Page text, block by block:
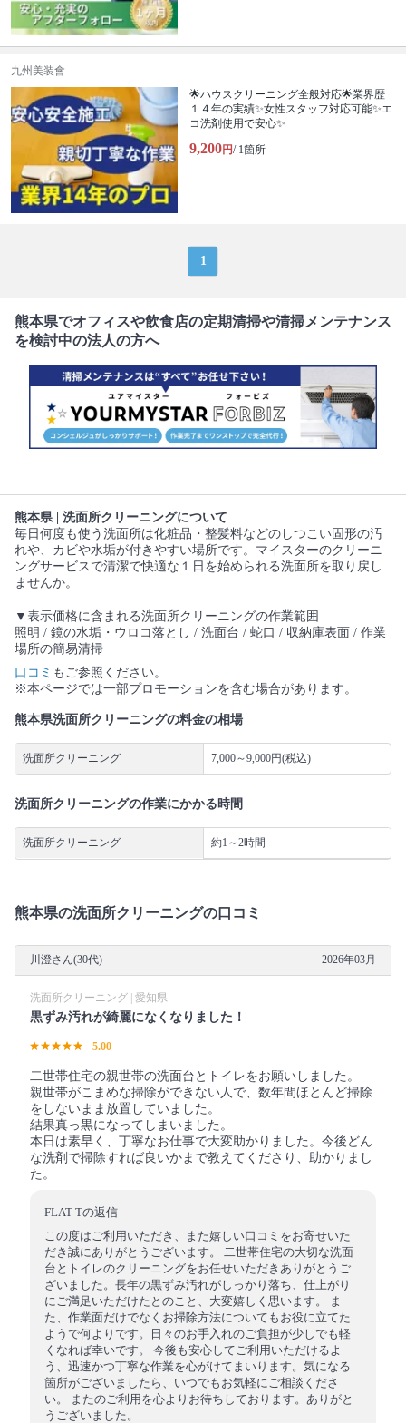
九州美装會
🌟ハウスクリーニング全般対応🌟業界歴
１４年の実績✨女性スタッフ対応可能✨エ
コ洗剤使用で安心✨
9,200円/ 1箇所
1
熊本県でオフィスや飲食店の定期清掃や清掃メンテナンス
を検討中の法人の方へ
熊本県 | 洗面所クリーニングについて
毎日何度も使う洗面所は化粧品・整髪料などのしつこい固形の汚
れや、カビや水垢が付きやすい場所です。マイスターのクリーニ
ングサービスで清潔で快適な１日を始められる洗面所を取り戻し
ませんか。
▼表示価格に含まれる洗面所クリーニングの作業範囲
照明 / 鏡の水垢・ウロコ落とし / 洗面台 / 蛇口 / 収納庫表面 / 作業
場所の簡易清掃
口コミ もご参照ください。
※本ページでは一部プロモーションを含む場合があります。
熊本県洗面所クリーニングの料金の相場
洗面所クリーニング 7,000～9,000円(税込)
洗面所クリーニングの作業にかかる時間
洗面所クリーニング 約1～2時間
熊本県の洗面所クリーニングの口コミ
川澄さん(30代) 2026年03月
洗面所クリーニング | 愛知県
黒ずみ汚れが綺麗になくなりました！
5.00
二世帯住宅の親世帯の洗面台とトイレをお願いしました。
親世帯がこまめな掃除ができない人で、数年間ほとんど掃除
をしないまま放置していました。
結果真っ黒になってしまいました。
本日は素早く、丁寧なお仕事で大変助かりました。今後どん
な洗剤で掃除すれば良いかまで教えてくださり、助かりまし
た。
FLAT-Tの返信
この度はご利用いただき、また嬉しい口コミをお寄せいた
だき誠にありがとうございます。 二世帯住宅の大切な洗面
台とトイレのクリーニングをお任せいただきありがとうご
ざいました。長年の黒ずみ汚れがしっかり落ち、仕上がり
にご満足いただけたとのこと、大変嬉しく思います。 ま
た、作業面だけでなくお掃除方法についてもお役に立てた
ようで何よりです。日々のお手入れのご負担が少しでも軽
くなれば幸いです。 今後も安心してご利用いただけるよ
う、迅速かつ丁寧な作業を心がけてまいります。気になる
箇所がございましたら、いつでもお気軽にご相談くださ
い。 またのご利用を心よりお待ちしております。ありがと
うございました。